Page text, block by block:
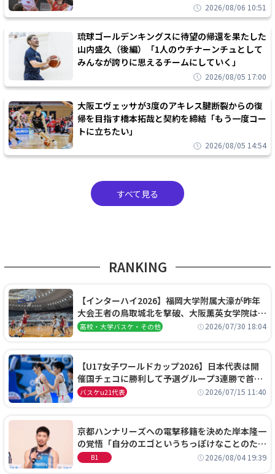
2026/08/06 10:51
琉球ゴールデンキングスに待望の帰還を果たした
山内盛久（後編）「1人のウチナーンチュとして
みんなが誇りに思えるチームにしていく」
2026/08/05 17:00
大阪エヴェッサが3度のアキレス腱断裂からの復
帰を目指す橋本拓哉と契約を締結「もう一度コー
トに立ちたい」
2026/08/05 14:54
すべて見る
RANKING
【インターハイ2026】福岡大学附属大濠が昨年
大会王者の鳥取城北を撃破、大阪薫英女学院は岐
阜女子に完勝、大会3日目試合結果
高校・大学バスケ・その他 2026/07/30 18:04
【U17女子ワールドカップ2026】日本代表は開
催国チェコに勝利して予選グループ3連勝で首位
通過！準々決勝の相手はエジプトに決定
バスケu21代表 2026/07/15 11:40
京都ハンナリーズへの電撃移籍を決めた岸本隆一
の覚悟「自分のエゴというちっぽけなことのため
に、京都に来たわけではない」
B1 2026/08/04 19:39